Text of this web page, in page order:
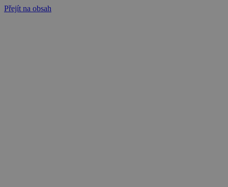
Přejít na obsah